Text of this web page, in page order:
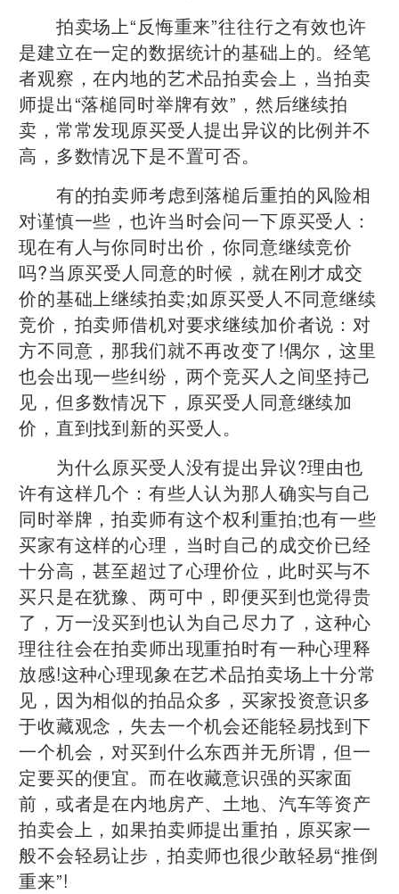
拍卖场上“反悔重来”往往行之有效也许
是建立在一定的数据统计的基础上的。经笔
者观察，在内地的艺术品拍卖会上，当拍卖
师提出“落槌同时举牌有效”，然后继续拍
卖，常常发现原买受人提出异议的比例并不
高，多数情况下是不置可否。
有的拍卖师考虑到落槌后重拍的风险相
对谨慎一些，也许当时会问一下原买受人：
现在有人与你同时出价，你同意继续竞价
吗?当原买受人同意的时候，就在刚才成交
价的基础上继续拍卖;如原买受人不同意继续
竞价，拍卖师借机对要求继续加价者说：对
方不同意，那我们就不再改变了!偶尔，这里
也会出现一些纠纷，两个竞买人之间坚持己
见，但多数情况下，原买受人同意继续加
价，直到找到新的买受人。
为什么原买受人没有提出异议?理由也
许有这样几个：有些人认为那人确实与自己
同时举牌，拍卖师有这个权利重拍;也有一些
买家有这样的心理，当时自己的成交价已经
十分高，甚至超过了心理价位，此时买与不
买只是在犹豫、两可中，即便买到也觉得贵
了，万一没买到也认为自己尽力了，这种心
理往往会在拍卖师出现重拍时有一种心理释
放感!这种心理现象在艺术品拍卖场上十分常
见，因为相似的拍品众多，买家投资意识多
于收藏观念，失去一个机会还能轻易找到下
一个机会，对买到什么东西并无所谓，但一
定要买的便宜。而在收藏意识强的买家面
前，或者是在内地房产、土地、汽车等资产
拍卖会上，如果拍卖师提出重拍，原买家一
般不会轻易让步，拍卖师也很少敢轻易“推倒
重来”!